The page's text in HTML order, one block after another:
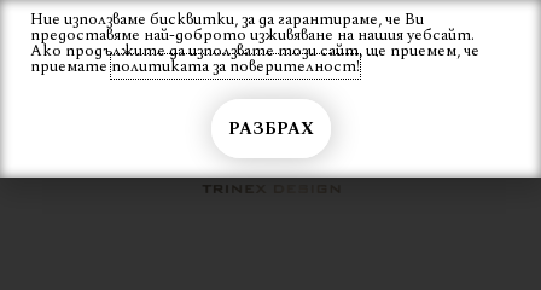
Skip
content
Вход
Ние използваме бисквитки, за да гарантираме, че Ви
предоставяме най-доброто изживяване на нашия уебсайт.
Ако продължите да използвате този сайт, ще приемем, че
приематеполитиката за поверителност!
РАЗБРАХ